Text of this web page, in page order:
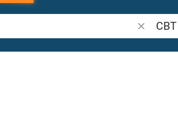
Търсете
CBT